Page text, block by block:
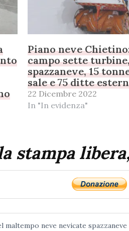
Piano neve
campo sette
spazzaneve, 15
sale e 75 ditte
22 Dicembre 2022
In "In evidenza"
stampa
maltempo neve nevicate spazzaneve